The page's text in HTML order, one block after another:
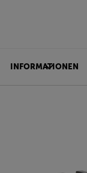
INFORMATIONEN